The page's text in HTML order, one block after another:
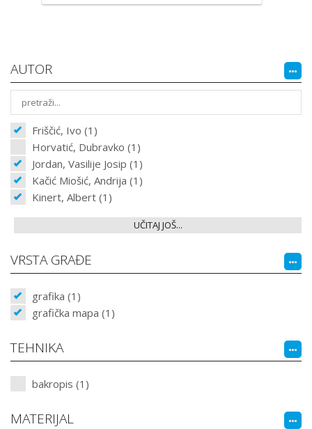
AUTOR
Friščić, Ivo (1)
Horvatić, Dubravko (1)
Jordan, Vasilije Josip (1)
Kačić Miošić, Andrija (1)
Kinert, Albert (1)
UČITAJ JOŠ...
VRSTA GRAĐE
grafika (1)
grafička mapa (1)
TEHNIKA
bakropis (1)
MATERIJAL